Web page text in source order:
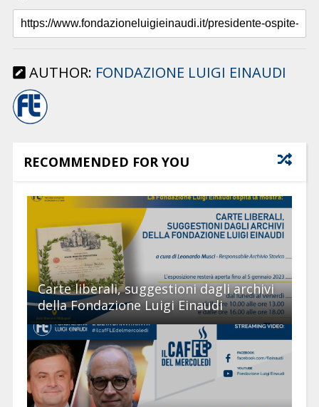
AUTHOR: FONDAZIONE LUIGI EINAUDI
RECOMMENDED FOR YOU
Carte liberali, suggestioni dagli archivi
della Fondazione Luigi Einaudi